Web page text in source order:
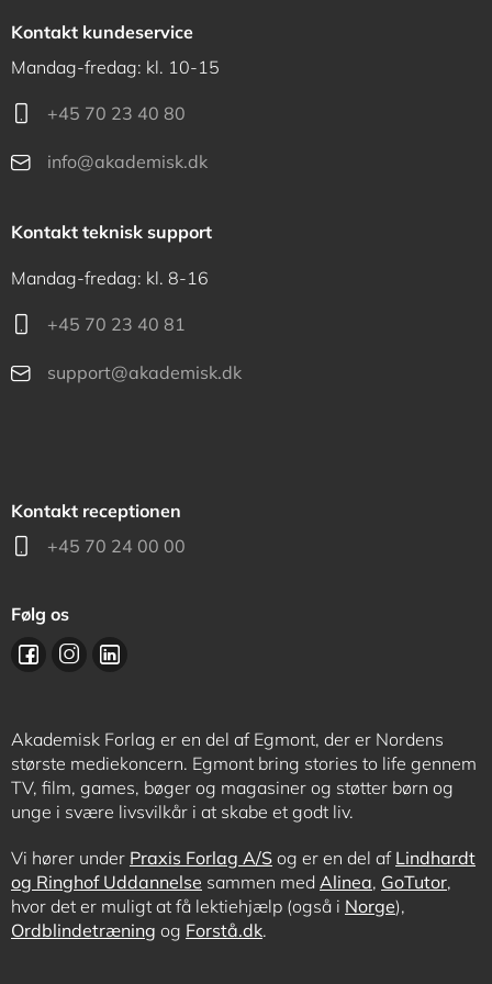
Kontakt kundeservice
Mandag-fredag: kl. 10-15
+45 70 23 40 80
info@akademisk.dk
Kontakt teknisk support
Mandag-fredag: kl. 8-16
+45 70 23 40 81
support@akademisk.dk
Kontakt receptionen
+45 70 24 00 00
Følg os
Akademisk Forlag er en del af Egmont, der er Nordens
største mediekoncern. Egmont bring stories to life gennem
TV, film, games, bøger og magasiner og støtter børn og
unge i svære livsvilkår i at skabe et godt liv.
Vi hører under Praxis Forlag A/S og er en del af Lindhardt
og Ringhof Uddannelse sammen med Alinea, GoTutor,
hvor det er muligt at få lektiehjælp (også i Norge),
Ordblindetræning og Forstå.dk.